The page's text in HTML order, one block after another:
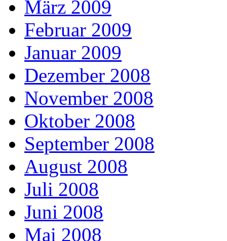
März 2009
Februar 2009
Januar 2009
Dezember 2008
November 2008
Oktober 2008
September 2008
August 2008
Juli 2008
Juni 2008
Mai 2008